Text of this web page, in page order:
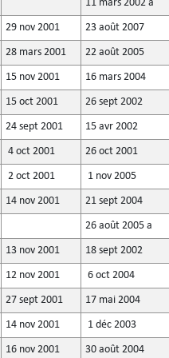
11 mars 2002 a
29 nov 2001 23 août 2007
28 mars 2001 22 août 2005
15 nov 2001 16 mars 2004
15 oct 2001 26 sept 2002
24 sept 2001 15 avr 2002
4 oct 2001 26 oct 2001
2 oct 2001 1 nov 2005
14 nov 2001 21 sept 2004
26 août 2005 a
13 nov 2001 18 sept 2002
12 nov 2001 6 oct 2004
27 sept 2001 17 mai 2004
14 nov 2001 1 déc 2003
16 nov 2001 30 août 2004